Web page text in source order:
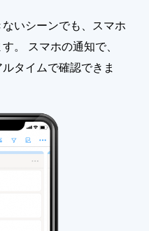
いシーンでも、スマホ
。 スマホの通知で、
タイムで確認できま